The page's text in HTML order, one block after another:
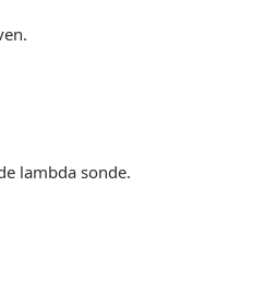
lambda sonde.